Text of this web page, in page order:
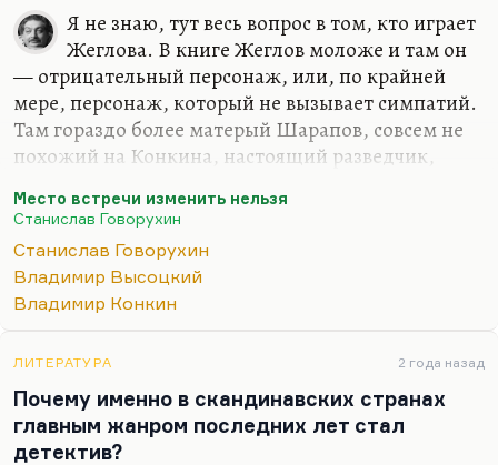
Я не знаю, тут весь вопрос в том, кто играет
Жеглова. В книге Жеглов моложе и там он
— отрицательный персонаж, или, по крайней
мере, персонаж, который не вызывает симпатий.
Там гораздо более матерый Шарапов, совсем не
похожий на Конкина, настоящий разведчик,
мешковато, неуклюже, но это не от избытка сил.
В нем нет интеллигентщины, в нем есть чистота,
которая была, может быть, в Веньке Малышеве
из «Жестокости» Павла Нилина. Да, собственно
говоря, Шарапов и должен быть больше похож
Юматов в замечательной картине. Для меня спор
Жеглова и Шарапова в книге актуален, в фильме
он протекает в не слишком равных…
Место встречи изменить нельзя
Станислав Говорухин
Станислав Говорухин
Владимир Высоцкий
Владимир Конкин
ЛИТЕРАТУРА 2 года назад
Почему именно в скандинавских странах
главным жанром последних лет стал
детектив?